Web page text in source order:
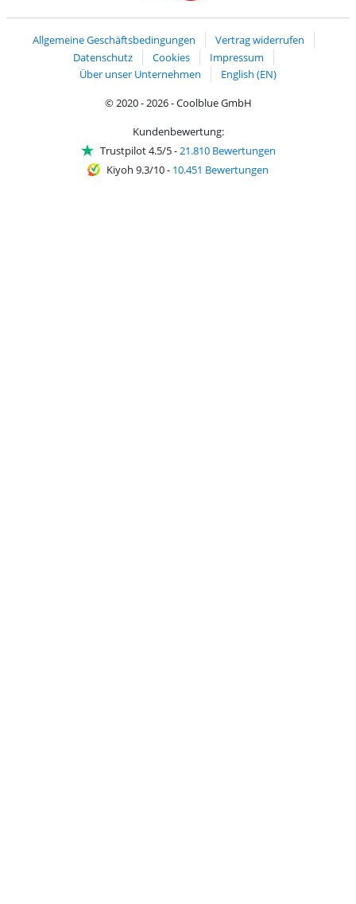
Allgemeine Geschäftsbedingungen
Vertrag widerrufen
Datenschutz
Cookies
Impressum
Über unser Unternehmen
English (EN)
© 2020 - 2026 - Coolblue GmbH
Kundenbewertung:
Trustpilot 4.5/5-21.810 Bewertungen
Kiyoh 9.3/10- 10.451 Bewertungen